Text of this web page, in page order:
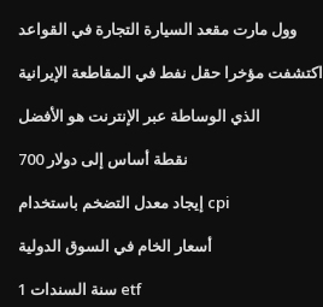
وول مارت مقعد السيارة التجارة في القواعد
اكتشفت مؤخرا حقل نفط في المقاطعة الإيرانية
الذي الوساطة عبر الإنترنت هو الأفضل
700 نقطة أساس إلى دولار
إيجاد معدل التضخم باستخدام cpi
أسعار الخام في السوق الدولية
1 سنة السندات etf